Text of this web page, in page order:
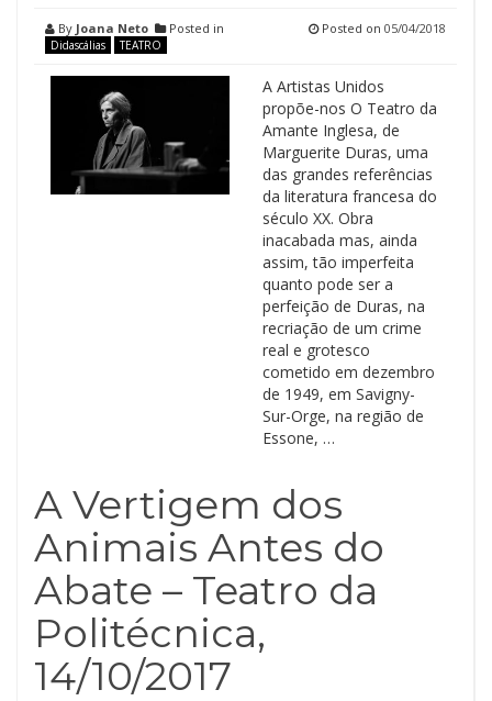
By Joana Neto Posted in
Didascálias TEATRO
Posted on 05/04/2018
A Artistas Unidos
propõe-nos O Teatro da
Amante Inglesa, de
Marguerite Duras, uma
das grandes referências
da literatura francesa do
século XX. Obra
inacabada mas, ainda
assim, tão imperfeita
quanto pode ser a
perfeição de Duras, na
recriação de um crime
real e grotesco
cometido em dezembro
de 1949, em Savigny-
Sur-Orge, na região de
Essone, …
A Vertigem dos
Animais Antes do
Abate – Teatro da
Politécnica,
14/10/2017